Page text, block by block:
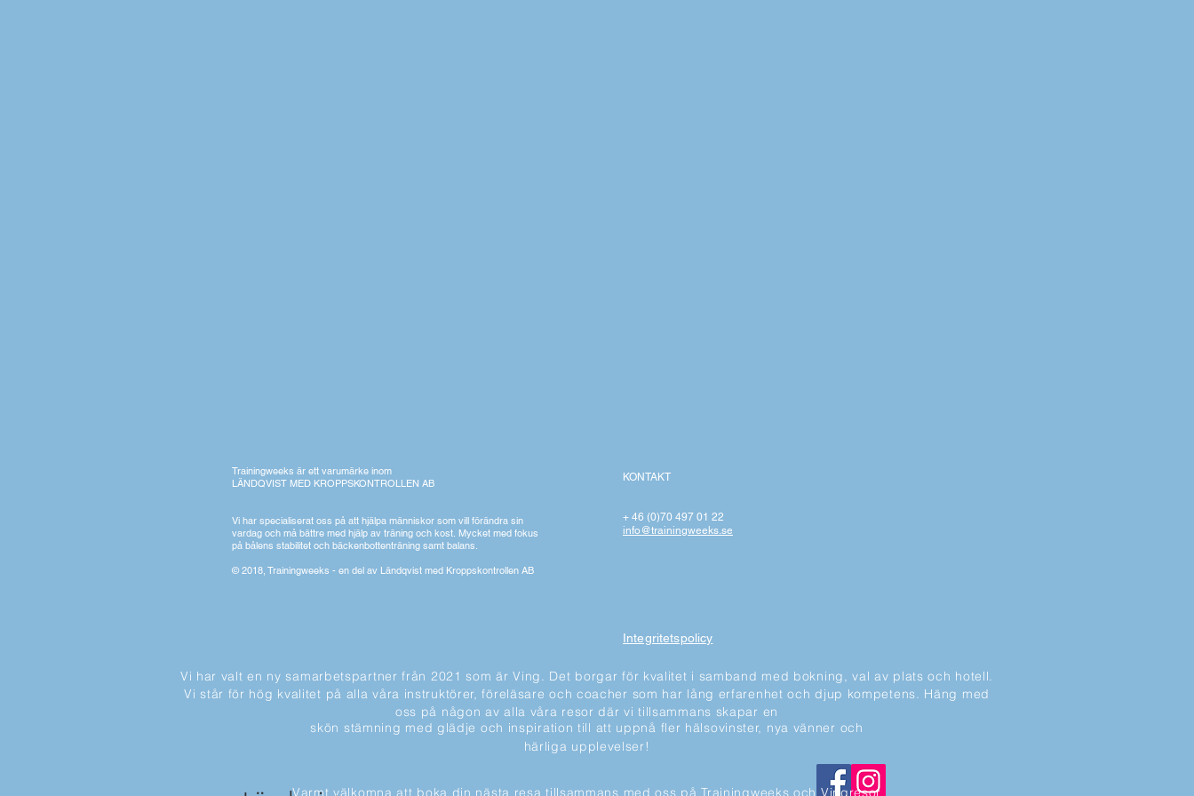
Trainingweeks är ett varumärke inom
LÄNDQVIST MED KROPPSKONTROLLEN AB
Vi har specialiserat oss på att hjälpa människor som vill förändra sin
vardag och må bättre med hjälp av träning och kost. Mycket med fokus
på bålens stabilitet och bäckenbottenträning samt balans.
© 2018, Trainingweeks - en del av Ländqvist med Kroppskontrollen AB
KONTAKT
+ 46 (0)70 497 01 22
info@trainingweeks.se
Integritetspolicy
Vi har valt en ny samarbetspartner från 2021 som är Ving. Det borgar för kvalitet i samband med bokning, val av plats och hotell.
Vi står för hög kvalitet på alla våra instruktörer, föreläsare och coacher som har lång erfarenhet och djup kompetens. Häng med
oss på någon av alla våra resor där vi tillsammans skapar en
skön stämning med glädje och inspiration till att uppnå fler hälsovinster, nya vänner och
härliga upplevelser!
Varmt välkomna att boka din nästa resa tillsammans med oss på Trainingweeksoch Vingresor